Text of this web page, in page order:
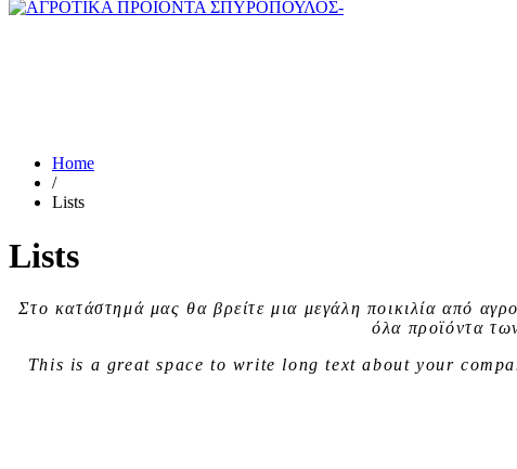
Home
/
Lists
Lists
Στο κατάστημά μας θα βρείτε μια μεγάλη ποικιλίααπό
όλα προϊόντα
This is a great space to write long text about your